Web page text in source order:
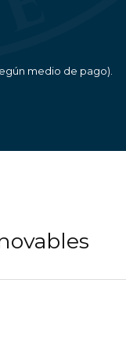
medio de pago).